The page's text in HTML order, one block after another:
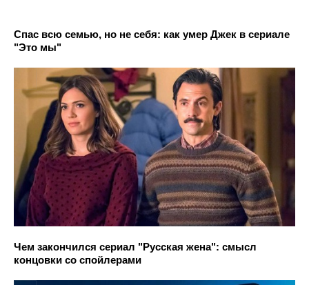
Спас всю семью, но не себя: как умер Джек в сериале
"Это мы"
Чем закончился сериал "Русская жена": смысл
концовки со спойлерами